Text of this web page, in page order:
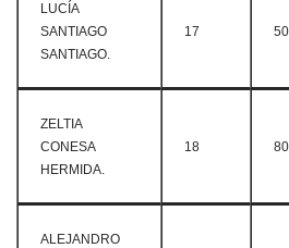
LUCÍA
SANTIAGO
SANTIAGO.
17
ZELTIA
CONESA
HERMIDA.
18
ALEJANDRO